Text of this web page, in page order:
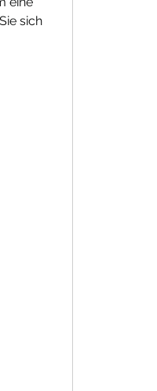
sich